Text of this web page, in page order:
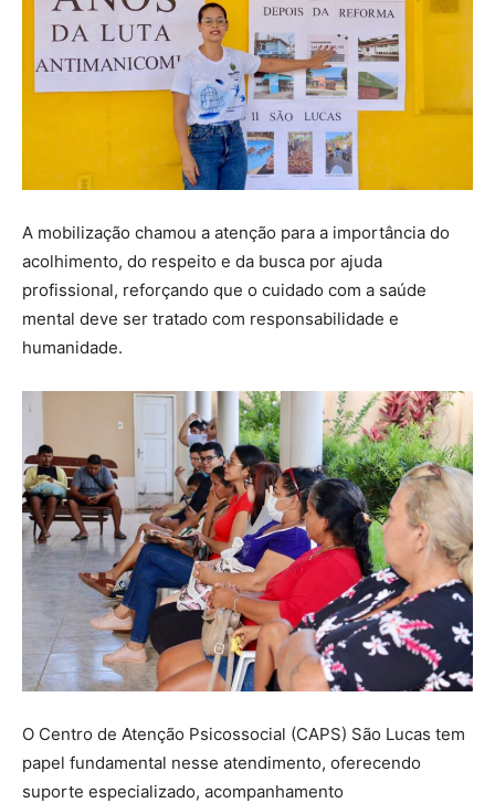
A mobilização chamou a atenção para a importância do
acolhimento, do respeito e da busca por ajuda
profissional, reforçando que o cuidado com a saúde
mental deve ser tratado com responsabilidade e
humanidade.
O Centro de Atenção Psicossocial (CAPS) São Lucas tem
papel fundamental nesse atendimento, oferecendo
suporte especializado, acompanhamento